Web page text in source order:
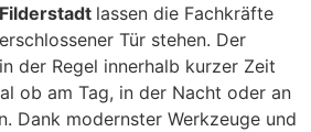
lassen die Fachkräfte
Tür stehen. Der
der Regel innerhalb kurzer Zeit
ob am Tag, in der Nacht oder an
Dank modernster Werkzeuge und